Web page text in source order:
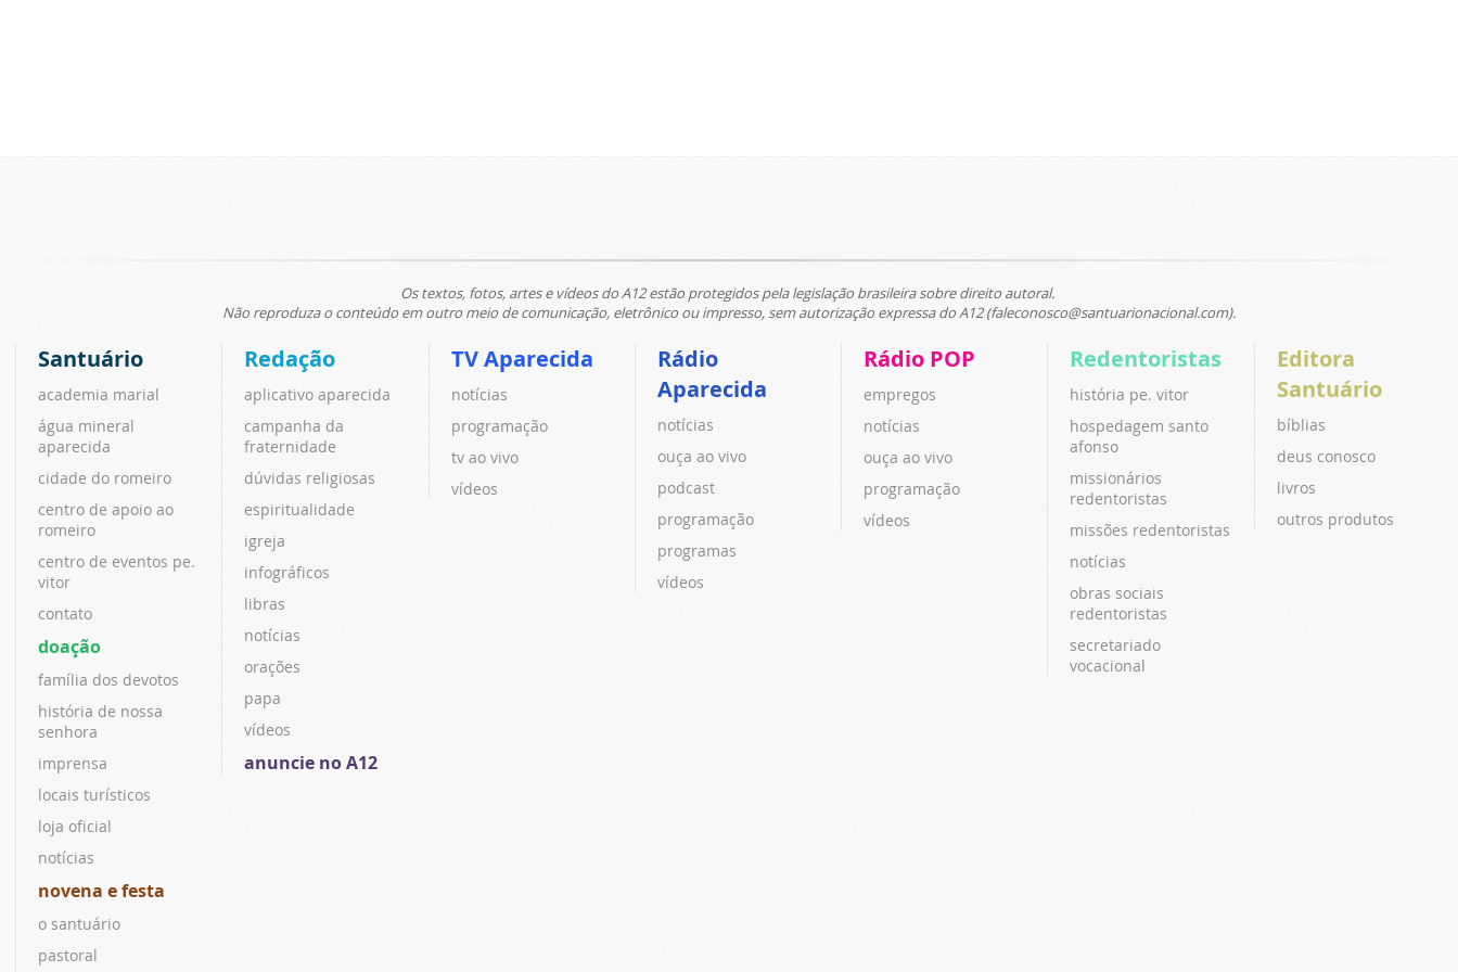
Os textos, fotos, artes e vídeos do A12 estão protegidos pela legislação brasileira sobre direito autoral.
Não reproduza o conteúdo em outro meio de comunicação, eletrônico ou impresso, sem autorização expressa do A12 (faleconosco@santuarionacional.com).
Santuário
academia marial
água mineral
aparecida
cidade do romeiro
centro de apoio ao
romeiro
centro de eventos pe.
vitor
contato
doação
família dos devotos
história de nossa
senhora
imprensa
locais turísticos
loja oficial
notícias
novena e festa
o santuário
pastoral
Redação
aplicativo aparecida
campanha da
fraternidade
dúvidas religiosas
espiritualidade
igreja
infográficos
libras
notícias
orações
papa
vídeos
anuncie no A12
TV Aparecida
notícias
programação
tv ao vivo
vídeos
Rádio
Aparecida
notícias
ouça ao vivo
podcast
programação
programas
vídeos
Rádio POP
empregos
notícias
ouça ao vivo
programação
vídeos
Redentoristas
história pe. vitor
hospedagem santo
afonso
missionários
redentoristas
missões redentoristas
notícias
obras sociais
redentoristas
secretariado
vocacional
Editora
Santuário
bíblias
deus conosco
livros
outros produtos